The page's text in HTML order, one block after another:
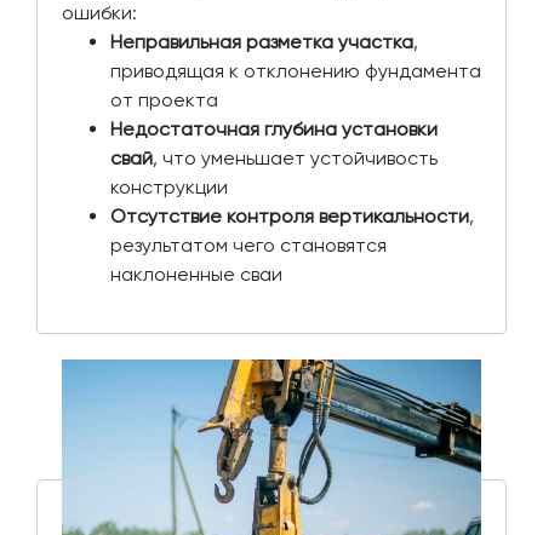
ошибки:
Неправильная разметка участка,
приводящая к отклонению фундамента
от проекта
Недостаточная глубина установки
свай, что уменьшает устойчивость
конструкции
Отсутствие контроля вертикальности,
результатом чего становятся
наклоненные сваи